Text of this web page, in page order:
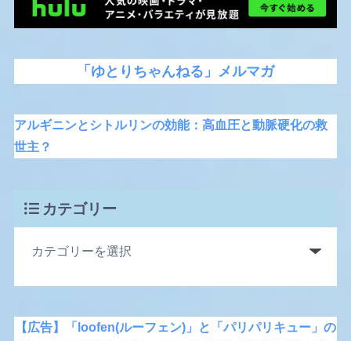
「ゆとりちゃんねる」メルマガ
アルギニンとシトルリンの効能：高血圧と動脈硬化の救
世主？
カテゴリー
【広告】「loofen(ルーフェン)」と「パリパリキュー」の